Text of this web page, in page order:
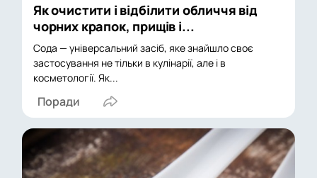
Як очистити і відбілити обличчя від
чорних крапок, прищів і...
Сода — універсальний засіб, яке знайшло своє
застосування не тільки в кулінарії, але і в
косметології. Як...
Поради